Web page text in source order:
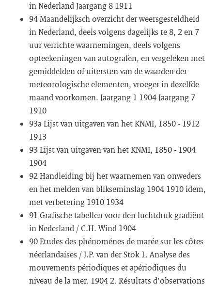
in Nederland Jaargang 8 1911
94 Maandelijksch overzicht der weersgesteldheid
in Nederland, deels volgens dagelijks te 8, 2 en 7
uur verrichte waarnemingen, deels volgens
opteekeningen van autografen, en vergeleken met
gemiddelden of uitersten van de waarden der
meteorologische elementen, vroeger in dezelfde
maand voorkomen. Jaargang 1 1904 Jaargang 7
1910
93a Lijst van uitgaven van het KNMI, 1850 - 1912
1913
93 Lijst van uitgaven van het KNMI, 1850 - 1904
1904
92 Handleiding bij het waarnemen van onweders
en het melden van blikseminslag 1904 1910 idem,
met verbetering 1910 1934
91 Grafische tabellen voor den luchtdruk-gradiënt
in Nederland / C.H. Wind 1904
90 Etudes des phénoménes de marée sur les côtes
néerlandaises / J.P. van der Stok 1. Analyse des
mouvements périodiques et apériodiques du
niveau de la mer. 1904 2. Résultats d'observations